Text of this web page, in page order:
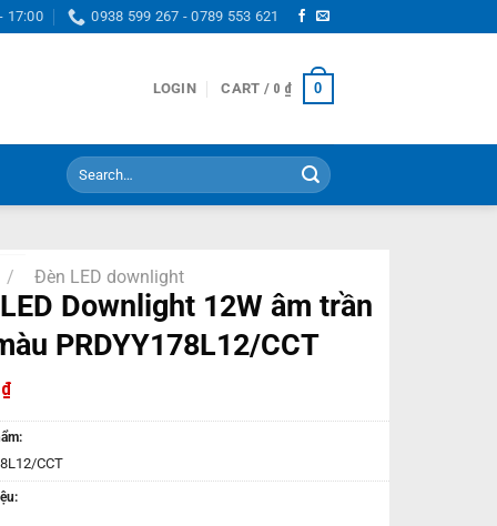
17:00 0938 599 267 - 0789 553 621
LOGIN CART / 0 ₫ 0
Search
for:
/ Đèn LED downlight
Downlight 12W âm trần
PRDYY178L12/CCT
₫
CCT